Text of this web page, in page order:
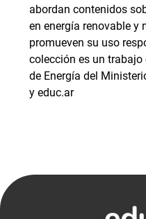
abordan contenidos
en energía renovable y
promueven su uso
colección es un
de Energía del
y educ.ar